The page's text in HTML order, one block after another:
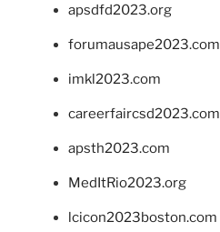
apsdfd2023.org
forumausape2023.com
imkl2023.com
careerfaircsd2023.com
apsth2023.com
MedItRio2023.org
lcicon2023boston.com